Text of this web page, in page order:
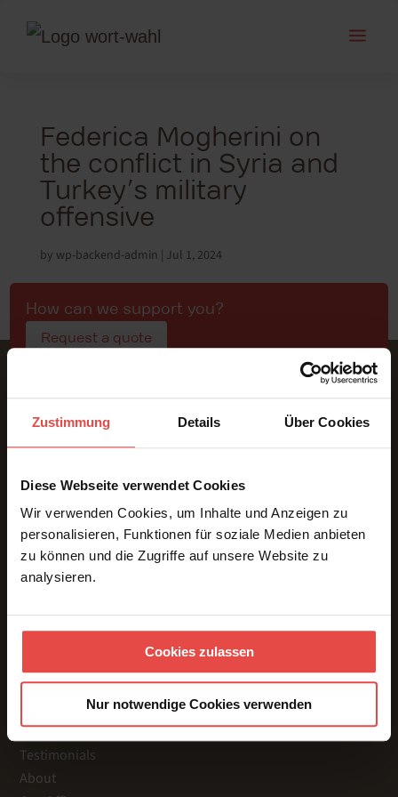
Zustimmung Details Über Cookies
Diese Webseite verwendet Cookies
Wir verwenden Cookies, um Inhalte und Anzeigen zu
personalisieren, Funktionen für soziale Medien anbieten
zu können und die Zugriffe auf unsere Website zu
analysieren.
Cookies zulassen
Nur notwendige Cookies verwenden
a
Federica Mogherini on
the conflict in Syria and
Turkey’s military
offensive
by wp-backend-admin Jul 1, 2024
How can we support you?
Request a quote
SERVICES
Interpreting
Interpreting Teams
Interpreting Technology
MORE PAGES
Videos
Testimonials
About